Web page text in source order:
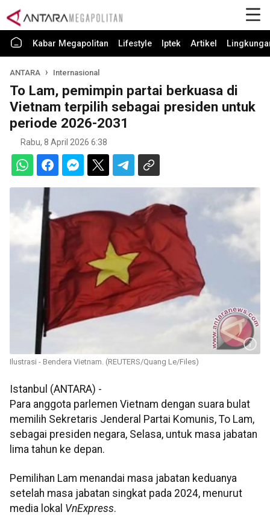
Kabar Megapolitan Lifestyle Iptek Artikel
ANTARA Internasional
To Lam, pemimpin partai berkuasa di
Vietnam terpilih sebagai presiden untuk
periode 2026-2031
Rabu, 8 April 2026 6:38
Ilustrasi - Bendera Vietnam. (REUTERS/Quang Le/Files)
Istanbul (ANTARA) -
Para anggota parlemen Vietnam dengan suara bulat
memilih Sekretaris Jenderal Partai Komunis, To Lam,
sebagai presiden negara, Selasa, untuk masa jabatan
lima tahun ke depan.
Pemilihan Lam menandai masa jabatan keduanya
setelah masa jabatan singkat pada 2024, menurut
media lokal VnExpress.